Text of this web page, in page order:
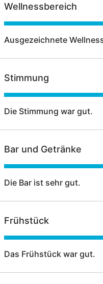
Wellnessbereich
Ausgezeichnete
Stimmung
Die Stimmung war gut.
Bar und Getränke
Die Bar ist sehr gut.
Frühstück
Das Frühstück war gut.